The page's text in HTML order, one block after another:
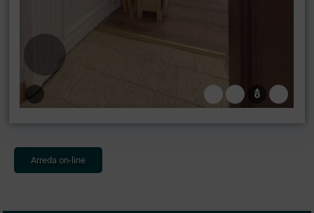
Arreda on-line